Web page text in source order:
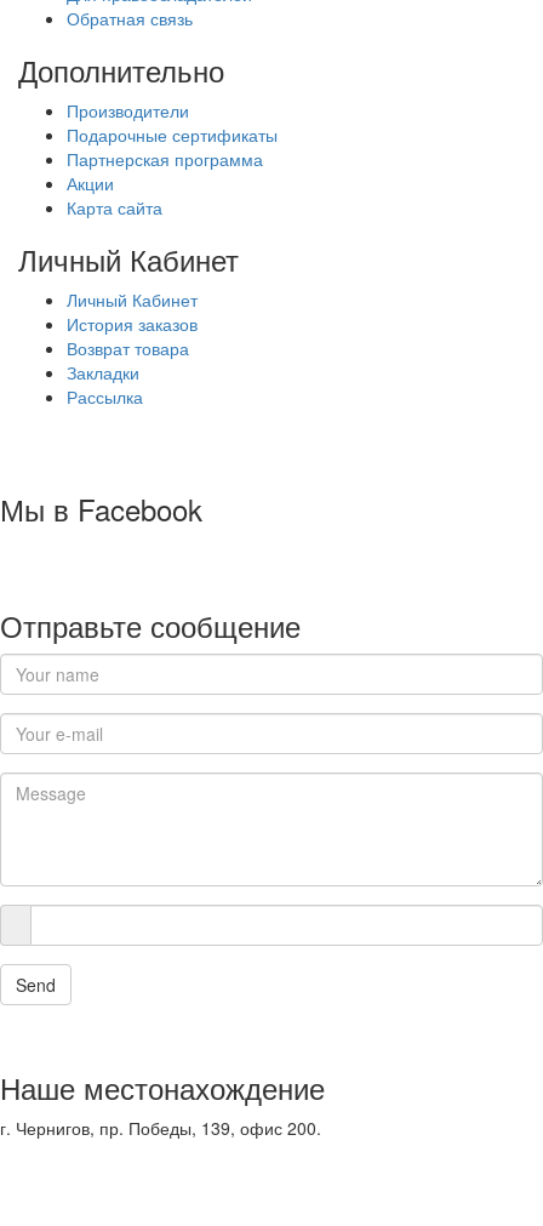
Обратная связь
Дополнительно
Производители
Подарочные сертификаты
Партнерская программа
Акции
Карта сайта
Личный Кабинет
Личный Кабинет
История заказов
Возврат товара
Закладки
Рассылка
Мы в Facebook
Отправьте сообщение
Send
Наше местонахождение
г. Чернигов, пр. Победы, 139, офис 200.